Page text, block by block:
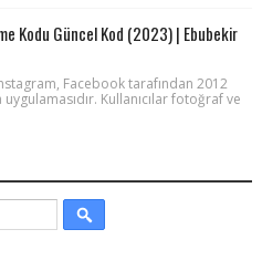
Kodu Güncel Kod (2023) | Ebubekir
Facebook tarafından 2012
Kullanıcılar fotoğraf ve